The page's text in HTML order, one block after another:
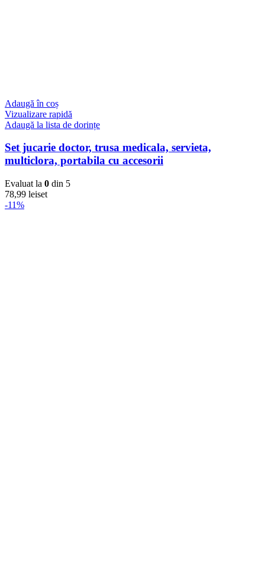
Adaugă în coș
Vizualizare rapidă
Adaugă la lista de dorințe
Set jucarie doctor, trusa medicala, servieta,
multiclora, portabila cu accesorii
Evaluat la 0 din 5
78,99 leiset
-11%